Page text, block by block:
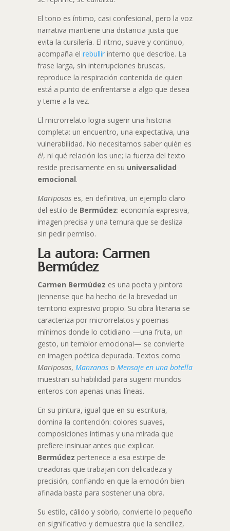
El tono es íntimo, casi confesional, pero la voz
narrativa mantiene una distancia justa que
evita la cursilería. El ritmo, suave y continuo,
acompaña el rebullirinterno que describe. La
frase larga, sin interrupciones bruscas,
reproduce la respiración contenida de quien
está a punto de enfrentarse a algo que desea
y teme a la vez.
El microrrelato logra sugerir una historia
completa: un encuentro, una expectativa, una
vulnerabilidad. No necesitamos saber quién es
él, ni qué relación los une; la fuerza del texto
reside precisamente en su universalidad
emocional.
Mariposases, en definitiva, un ejemplo claro
del estilo de Bermúdez: economía expresiva,
imagen precisa y una ternura que se desliza
sin pedir permiso.
La autora: Carmen
Bermúdez
Carmen Bermúdez es una poeta y pintora
jiennense que ha hecho de la brevedad un
territorio expresivo propio. Su obra literaria se
caracteriza por microrrelatos y poemas
mínimos donde lo cotidiano —una fruta, un
gesto, un temblor emocional— se convierte
en imagen poética depurada. Textos como
Mariposas, Manzanaso Mensaje en una botella
muestran su habilidad para sugerir mundos
enteros con apenas unas líneas.
En su pintura, igual que en su escritura,
domina la contención: colores suaves,
composiciones íntimas y una mirada que
prefiere insinuar antes que explicar.
Bermúdez pertenece a esa estirpe de
creadoras que trabajan con delicadeza y
precisión, confiando en que la emoción bien
afinada basta para sostener una obra.
Su estilo, cálido y sobrio, convierte lo pequeño
en significativo y demuestra que la sencillez,